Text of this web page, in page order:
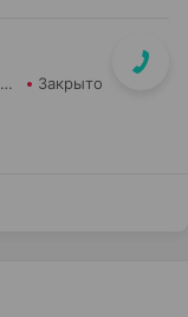
Медпростор Пролайф ООО Салон медтехники и ортопедии №51 Закрыто